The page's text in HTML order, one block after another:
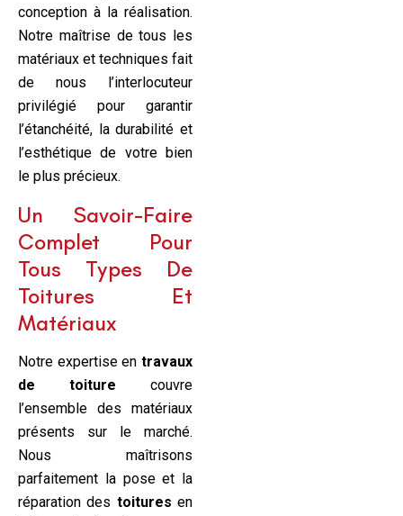
conception à la réalisation.
Notre maîtrise de tous les
matériaux et techniques fait
de nous l’interlocuteur
privilégié pour garantir
l’étanchéité, la durabilité et
l’esthétique de votre bien
le plus précieux.
Un Savoir-Faire
Complet Pour
Tous Types De
Toitures Et
Matériaux
Notre expertise en travaux
de toiture couvre
l’ensemble des matériaux
présents sur le marché.
Nous maîtrisons
parfaitement la pose et la
réparation des toitures en